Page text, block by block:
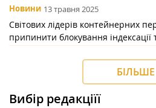
Новини 13 травня 2025
Світових лідерів контейнерних
припинити блокування індексації
БІЛЬШЕ
Вибір редакціїї